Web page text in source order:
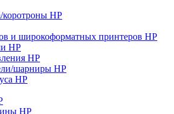
коротроны HP
и широкоформатных принтеров HP
HP
HP
шарниры HP
HP
HP